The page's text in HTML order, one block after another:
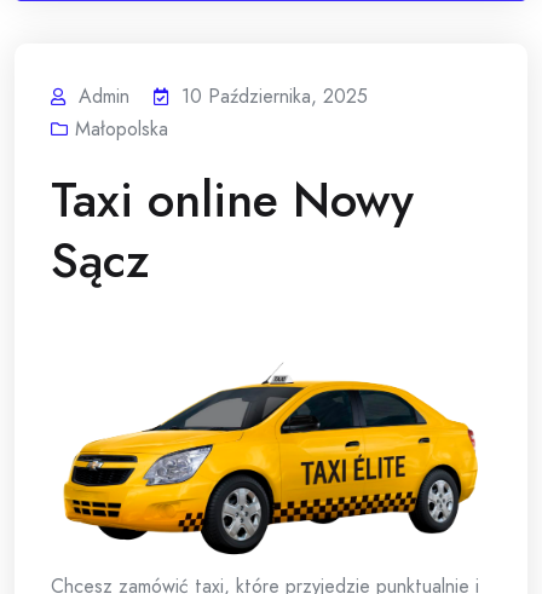
Admin
10 Października, 2025
Małopolska
Taxi online Nowy
Sącz
Chcesz zamówić taxi, które przyjedzie punktualnie i